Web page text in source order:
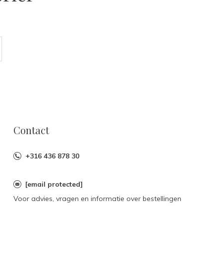
Contact
+316 436 878 30
[email protected]
Voor advies, vragen en informatie over bestellingen